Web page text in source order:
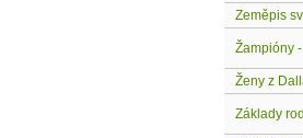
Zeměpis
Žampióny
Ženy z
Základy